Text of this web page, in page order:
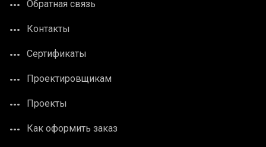
Обратная связь
Контакты
Сертификаты
Проектировщикам
Проекты
Как оформить заказ